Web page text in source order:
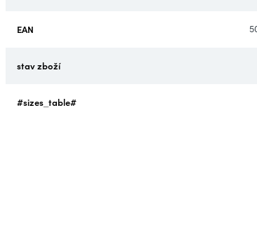
EAN
stav zboží
#sizes_table#